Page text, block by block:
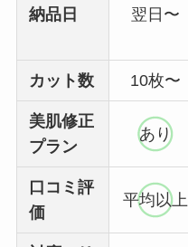
納品日 翌日〜
カット数 10枚〜
美肌修正
プラン
あり
口コミ評
価
平均以上